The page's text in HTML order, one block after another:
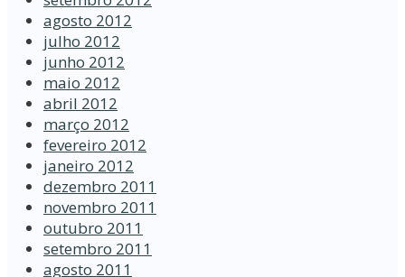
agosto 2012
julho 2012
junho 2012
maio 2012
abril 2012
março 2012
fevereiro 2012
janeiro 2012
dezembro 2011
novembro 2011
outubro 2011
setembro 2011
agosto 2011